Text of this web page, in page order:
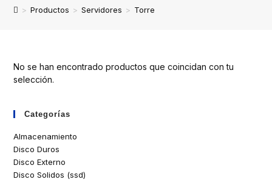
> Productos > Servidores > Torre
No se han encontrado productos que coincidan con tu
selección.
Categorías
Almacenamiento
Disco Duros
Disco Externo
Disco Solidos (ssd)